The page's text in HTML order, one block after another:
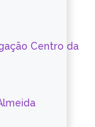
Centro da